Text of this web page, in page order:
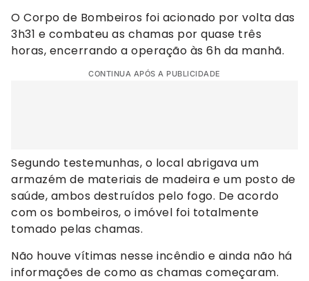
O Corpo de Bombeiros foi acionado por volta das
3h31 e combateu as chamas por quase três
horas, encerrando a operação às 6h da manhã.
CONTINUA APÓS A PUBLICIDADE
Segundo testemunhas, o local abrigava um
armazém de materiais de madeira e um posto de
saúde, ambos destruídos pelo fogo. De acordo
com os bombeiros, o imóvel foi totalmente
tomado pelas chamas.
Não houve vítimas nesse incêndio e ainda não há
informações de como as chamas começaram.